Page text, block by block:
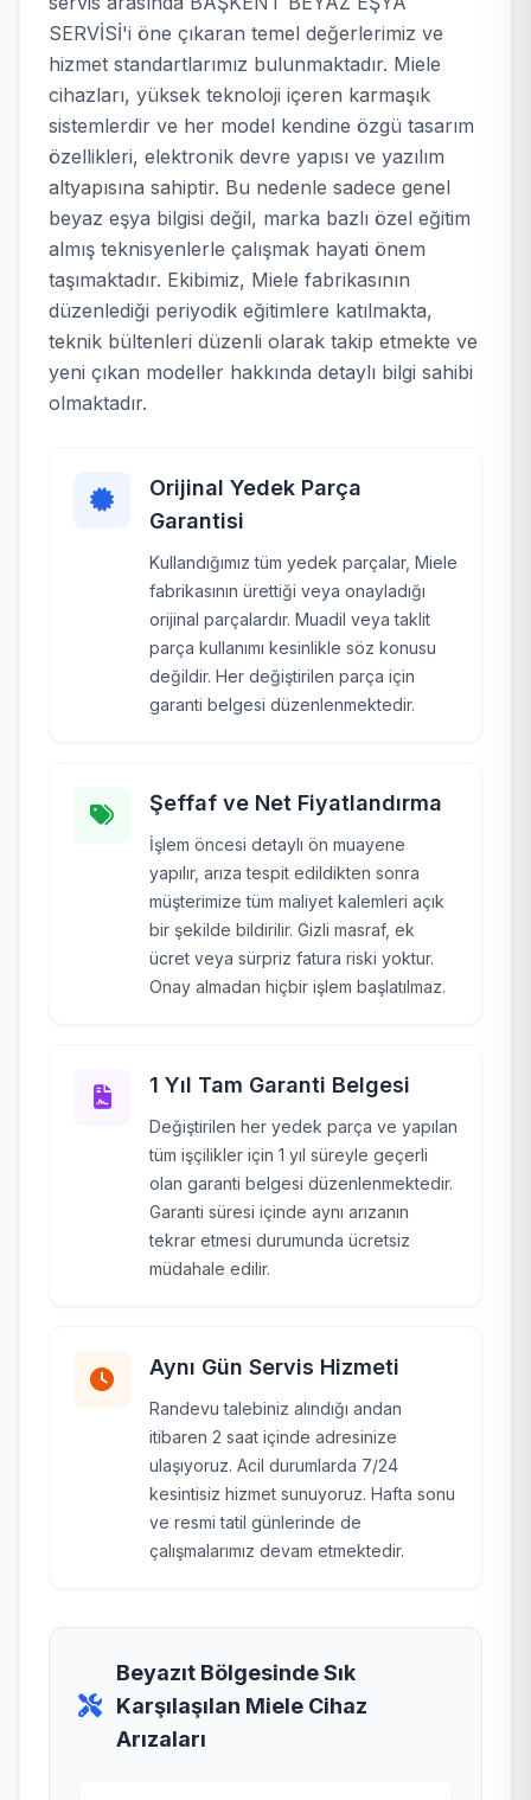
SERVİSİ'i öne çıkaran temel değerlerimiz ve
hizmet standartlarımız bulunmaktadır. Miele
cihazları, yüksek teknoloji içeren karmaşık
sistemlerdir ve her model kendine özgü tasarım
özellikleri, elektronik devre yapısı ve yazılım
altyapısına sahiptir. Bu nedenle sadece genel
beyaz eşya bilgisi değil, marka bazlı özel eğitim
almış teknisyenlerle çalışmak hayati önem
taşımaktadır. Ekibimiz, Miele fabrikasının
düzenlediği periyodik eğitimlere katılmakta,
teknik bültenleri düzenli olarak takip etmekte ve
yeni çıkan modeller hakkında detaylı bilgi sahibi
olmaktadır.
Orijinal Yedek Parça
Garantisi
Kullandığımız tüm yedek parçalar, Miele
fabrikasının ürettiği veya onayladığı
orijinal parçalardır. Muadil veya taklit
parça kullanımı kesinlikle söz konusu
değildir. Her değiştirilen parça için
garanti belgesi düzenlenmektedir.
Şeffaf ve Net Fiyatlandırma
İşlem öncesi detaylı ön muayene
yapılır, arıza tespit edildikten sonra
müşterimize tüm maliyet kalemleri açık
bir şekilde bildirilir. Gizli masraf, ek
ücret veya sürpriz fatura riski yoktur.
Onay almadan hiçbir işlem başlatılmaz.
1 Yıl Tam Garanti Belgesi
Değiştirilen her yedek parça ve yapılan
tüm işçilikler için 1 yıl süreyle geçerli
olan garanti belgesi düzenlenmektedir.
Garanti süresi içinde aynı arızanın
tekrar etmesi durumunda ücretsiz
müdahale edilir.
Aynı Gün Servis Hizmeti
Randevu talebiniz alındığı andan
itibaren 2 saat içinde adresinize
ulaşıyoruz. Acil durumlarda 7/24
kesintisiz hizmet sunuyoruz. Hafta sonu
ve resmi tatil günlerinde de
çalışmalarımız devam etmektedir.
Beyazıt Bölgesinde Sık
Karşılaşılan Miele Cihaz
Arızaları